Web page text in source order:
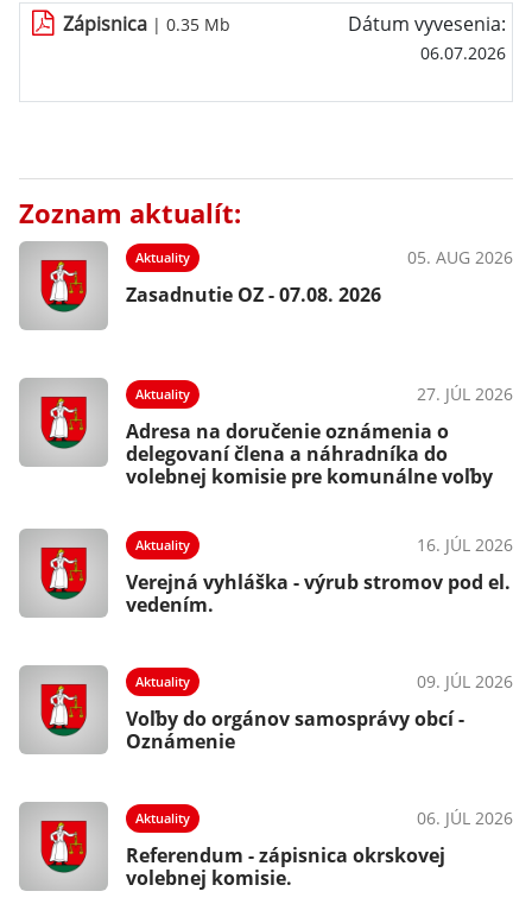
Zápisnica | 0.35 Mb Dátum vyvesenia:
06.07.2026
Zoznam aktualít:
Aktuality 05. AUG 2026
Zasadnutie OZ - 07.08. 2026
Aktuality 27. JÚL 2026
Adresa na doručenie oznámenia o
delegovaní člena a náhradníka do
volebnej komisie pre komunálne voľby
Aktuality 16. JÚL 2026
Verejná vyhláška - výrub stromov pod el.
vedením.
Aktuality 09. JÚL 2026
Voľby do orgánov samosprávy obcí -
Oznámenie
Aktuality 06. JÚL 2026
Referendum - zápisnica okrskovej
volebnej komisie.